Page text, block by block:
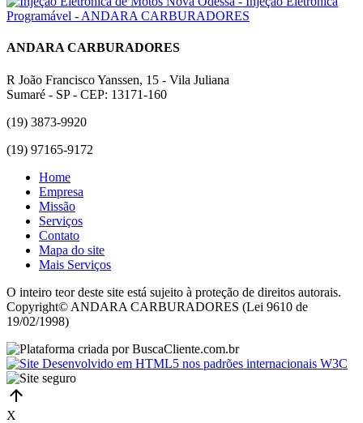
ANDARA CARBURADORES
R João Francisco Yanssen, 15 - Vila Juliana
Sumaré - SP - CEP: 13171-160
(19) 3873-9920
(19) 97165-9172
Home
Empresa
Missão
Serviços
Contato
Mapa do site
Mais Serviços
O inteiro teor deste site está sujeito à proteção de direitos autorais.
Copyright© ANDARA CARBURADORES (Lei 9610 de
19/02/1998)
X